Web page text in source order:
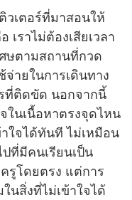
วเตอร์ที่มาสอนให้
ราไม่ต้องเสียเวลา
ศษตามสถานที่กวด
จ่ายในการเดินทาง
ที่ติดขัด นอกจากนี้
ในเนื้อหาตรงจุดไหน
ใจได้ทันที ไม่เหมือน
ที่มีคนเรียนเป็น
รูโดยตรง แต่การ
นสิ่งที่ไม่เข้าใจได้